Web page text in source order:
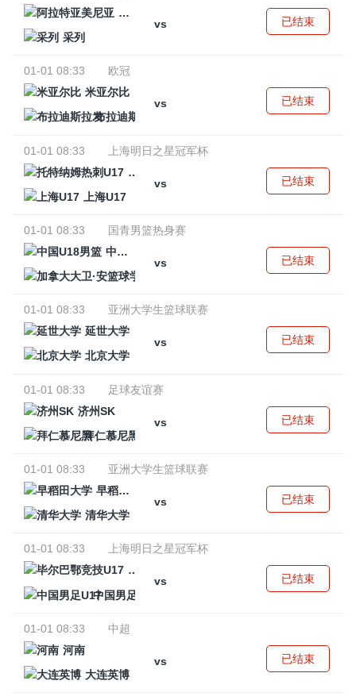
阿拉特亚美尼亚
vs
采列
已结束
01-01 08:33
欧冠
米亚尔比
vs
布拉迪斯拉发
已结束
01-01 08:33
上海明日之星冠军杯
托特纳姆热刺U17
vs
上海U17
已结束
01-01 08:33
国青男篮热身赛
中国U18男篮
vs
已结束
01-01 08:33
亚洲大学生篮球联赛
延世大学
vs
北京大学
已结束
01-01 08:33
足球友谊赛
济州SK
vs
拜仁慕尼黑
已结束
01-01 08:33
亚洲大学生篮球联赛
早稻田大学
vs
清华大学
已结束
01-01 08:33
上海明日之星冠军杯
毕尔巴鄂竞技U17
vs
中国男足U17
已结束
01-01 08:33
中超
河南
vs
大连英博
已结束